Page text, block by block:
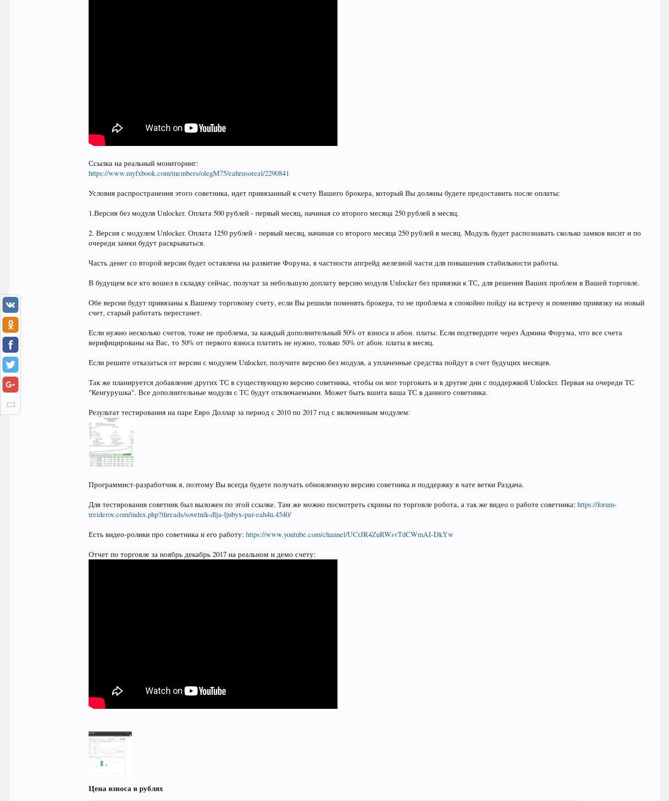
Ссылка на реальный мониторинг:
https://www.myfxbook.com/members/olegM75/eahrusoreal/2290841
Условия распространения этого советника, идет привязанный к счету Вашего брокера, который Вы должны будете предоставить после оплаты:
1.Версия без модуля Unlocker. Оплата 500 рублей - первый месяц, начиная со второго месяца 250 рублей в месяц.
2. Версия с модулем Unlocker. Оплата 1250 рублей - первый месяц, начиная со второго месяца 250 рублей в месяц. Модуль будет распознавать сколько замков висит и по
очереди замки будут раскрываться.
Часть денег со второй версии будет оставлена на развитие Форума, в частности апгрейд железной части для повышения стабильности работы.
В будущем все кто вошел в складку сейчас, получат за небольшую доплату версию модуля Unlocker без привязки к ТС, для решения Ваших проблем в Вашей торговле.
Обе версии будут привязаны к Вашему торговому счету, если Вы решили поменять брокера, то не проблема я спокойно пойду на встречу и поменяю привязку на новый
счет, старый работать перестанет.
Если нужно несколько счетов, тоже не проблема, за каждый дополнительный 50% от взноса и абон. платы. Если подтвердите через Админа Форума, что все счета
верифицированы на Вас, то 50% от первого взноса платить не нужно, только 50% от абон. платы в месяц.
Если решите отказаться от версии с модулем Unlocker, получите версию без модуля, а уплаченные средства пойдут в счет будущих месяцев.
Так же планируется добавление других ТС в существующую версию советника, чтобы он мог торговать и в другие дни с поддержкой Unlocker. Первая на очереди ТС
"Кенгурушка". Все дополнительные модули с ТС будут отключаемыми. Может быть вшита ваша ТС в данного советника.
Результат тестирования на паре Евро Доллар за период с 2010 по 2017 год с включенным модулем:
Программист-разработчик я, поэтому Вы всегда будете получать обновленную версию советника и поддержку в чате ветки Раздача.
Для тестирования советник был выложен по этой ссылке. Там же можно посмотреть скрины по торговле робота, а так же видео о работе советника:https://forum-
treiderov.com/index.php?threads/sovetnik-dlja-ljubyx-par-eah4u.4540/
Есть видео-ролики про советника и его работу:https://www.youtube.com/channel/UCrJR4ZuRWsvTdCWmAI-DkYw
Отчет по торговле за ноябрь декабрь 2017 на реальном и демо счету:
Цена взноса в рублях